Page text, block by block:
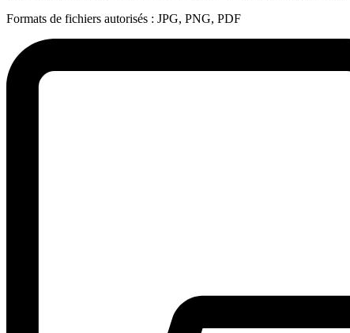
Formats de fichiers autorisés : JPG, PNG, PDF